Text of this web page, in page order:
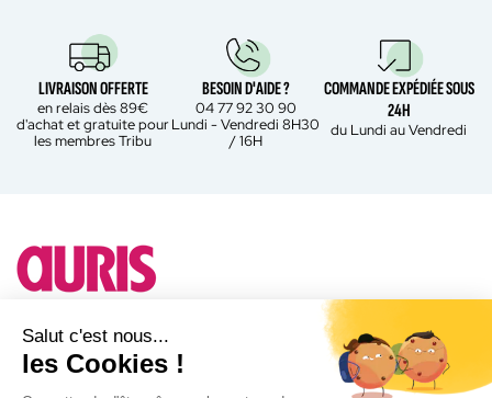
LIVRAISON OFFERTE
en relais dès 89€
d'achat et gratuite pour
les membres Tribu
BESOIN D'AIDE ?
04 77 92 30 90
Lundi - Vendredi 8H30
/ 16H
COMMANDE EXPÉDIÉE SOUS
24H
du Lundi au Vendredi
A propos d'Auris
Salut c'est nous...
les Cookies !